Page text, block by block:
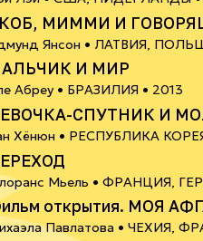
МИММИ И
Янсон • ЛАТВИЯ,
И МИР
Абреу • БРАЗИЛИЯ • 2013
СПУТНИК И
Хёнюн • РЕСПУБЛИКА
Мьель • ФРАНЦИЯ,
открытия. МОЯ
Павлатова • ЧЕХИЯ,